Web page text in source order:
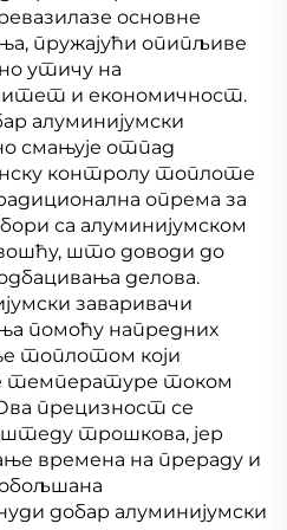
Миг Велдер
основне
пружајући опипљиве
утичу на
и економичност.
алуминијумски
смањује отпад
контролу топлоте
опрема за
са алуминијумском
што доводи до
делова.
заваривачи
помоћу напредних
топлотом који
температуре током
прецизност се
трошкова, јер
времена на прераду и
добар алуминијумски